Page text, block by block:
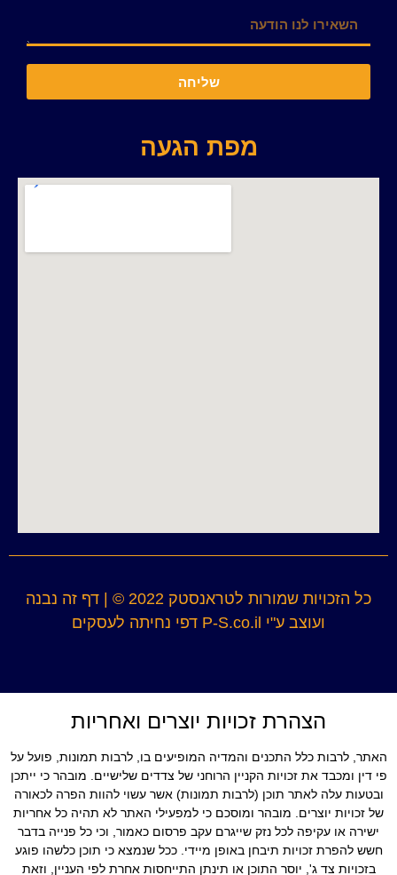
שליחה
מפת הגעה
כל הזכויות שמורות לטראנסטק 2022 © |
דף זה נבנה
ועוצב ע"י P-S.co.il דפי נחיתה לעסקים
הצהרת זכויות יוצרים ואחריות
האתר, לרבות כלל התכנים והמדיה המופיעים בו, לרבות תמונות, פועל על
פי דין ומכבד את זכויות הקניין הרוחני של צדדים שלישיים. מובהר כי ייתכן
ובטעות עלה לאתר תוכן (לרבות תמונות) אשר עשוי להוות הפרה לכאורה
של זכויות יוצרים. מובהר ומוסכם כי למפעילי האתר לא תהיה כל אחריות
ישירה או עקיפה לכל נזק שייגרם עקב פרסום כאמור, וכי כל פנייה בדבר
חשש להפרת זכויות תיבחן באופן מיידי. ככל שנמצא כי תוכן כלשהו פוגע
בזכויות צד ג', יוסר התוכן או תינתן התייחסות אחרת לפי העניין, וזאת